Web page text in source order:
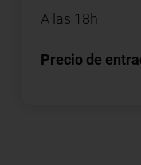
A las 18h
Precio de